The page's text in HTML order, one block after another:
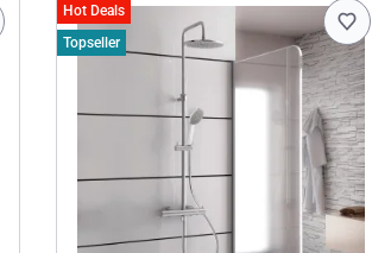
Hot Deals
Topseller